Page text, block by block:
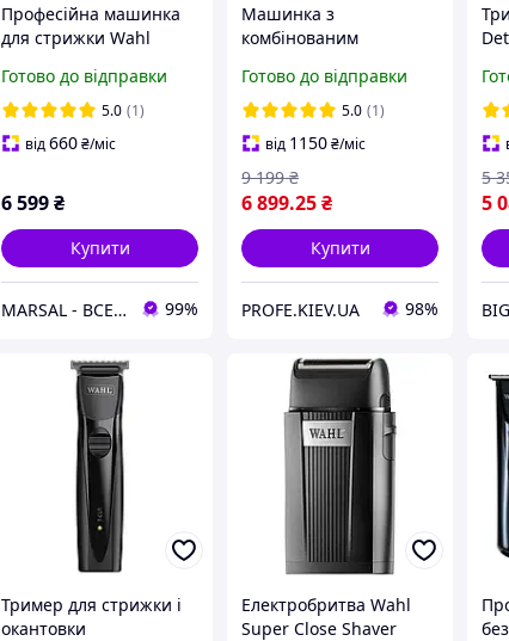
Професійна машинка
для стрижки Wahl
(1871-0473)
Готово до відправки
5.0 (1)
від660₴/міс
6 599₴
Купити
MARSAL - ВСЕ ДЛЯ САЛОНІВ КРАСИ 99%
Машинка з
комбінованим
стриження волосся
Wahl Magic Clip
Cordless 5 star Black
(3026434)
Готово до відправки
5.0 (1)
від 1150₴/міс
6 899.25₴
9 199 ₴
Купити
PROFE.KIEV.UA 98%
5
5
Тример для стрижки і
окантовки
Електробритва Wahl
Super Close Shaver